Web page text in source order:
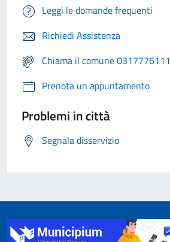
Leggi le domande frequenti
Richiedi Assistenza
Chiama il comune 0317776111
Prenota un appuntamento
Problemi in città
Segnala disservizio